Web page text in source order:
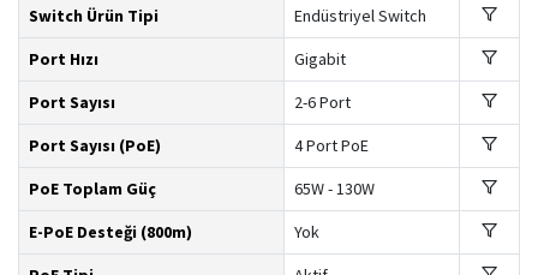
Switch Ürün Tipi
Endüstriyel Switch
Port Hızı
Gigabit
Port Sayısı
2-6 Port
Port Sayısı (PoE)
4 Port PoE
PoE Toplam Güç
65W - 130W
E-PoE Desteği (800m)
Yok